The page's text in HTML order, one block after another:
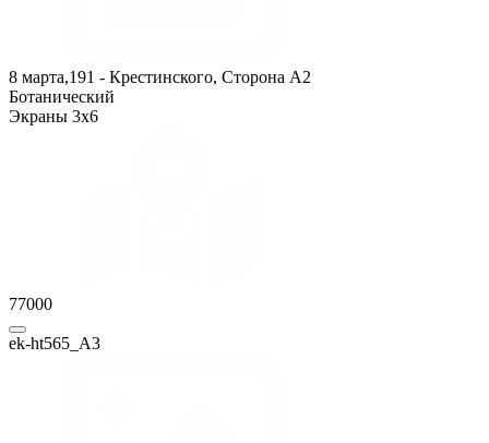
8 марта,191 - Крестинского, Сторона A2
Ботанический
Экраны 3x6
77000
ek-ht565_А3